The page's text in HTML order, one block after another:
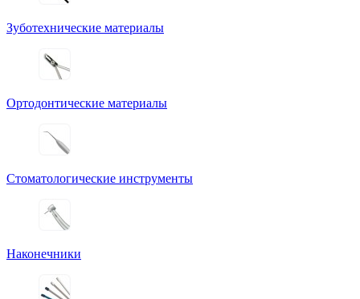
Зуботехнические материалы
Ортодонтические материалы
Стоматологические инструменты
Наконечники